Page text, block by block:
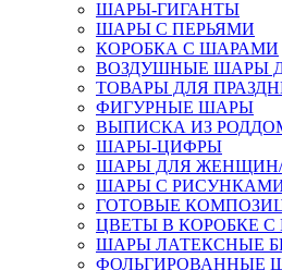
ШАРЫ-ГИГАНТЫ
ШАРЫ С ПЕРЬЯМИ
КОРОБКА С ШАРАМИ
ВОЗДУШНЫЕ ШАРЫ
ТОВАРЫ ДЛЯ
ФИГУРНЫЕ ШАРЫ
ВЫПИСКА ИЗ
ШАРЫ-ЦИФРЫ
ШАРЫ ДЛЯ
ШАРЫ С
ГОТОВЫЕ
ЦВЕТЫ В КОРОБКЕ
ШАРЫ ЛАТЕКСНЫЕ
ФОЛЬГИРОВАННЫЕ